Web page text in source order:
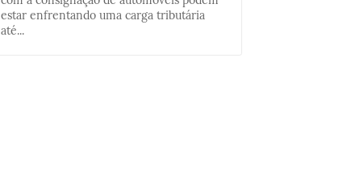
estar enfrentando uma carga tributária
até...